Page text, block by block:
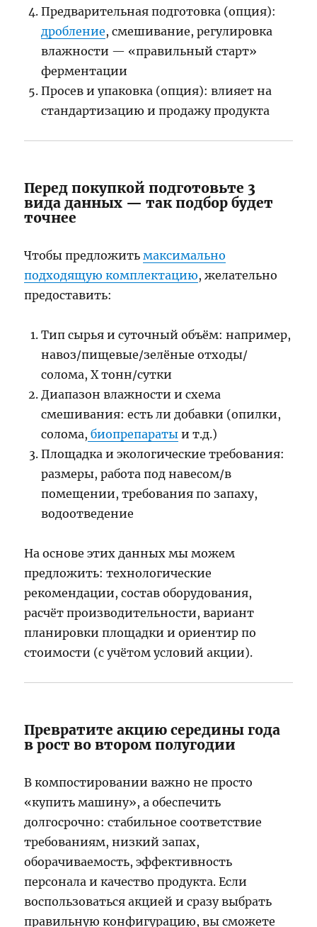
Предварительная подготовка (опция):
дробление, смешивание, регулировка
влажности — «правильный старт»
ферментации
Просев и упаковка (опция): влияет на
стандартизацию и продажу продукта
Перед покупкой подготовьте 3
вида данных — так подбор будет
точнее
Чтобы предложитьмаксимально
подходящую комплектацию, желательно
предоставить:
Тип сырья и суточный объём: например,
навоз/пищевые/зелёные отходы/
солома, X тонн/сутки
Диапазон влажности и схема
смешивания: есть ли добавки (опилки,
солома, биопрепараты и т.д.)
Площадка и экологические требования:
размеры, работа под навесом/в
помещении, требования по запаху,
водоотведение
На основе этих данных мы можем
предложить: технологические
рекомендации, состав оборудования,
расчёт производительности, вариант
планировки площадки и ориентир по
стоимости (с учётом условий акции).
Превратите акцию середины года
в рост во втором полугодии
В компостировании важно не просто
«купить машину», а обеспечить
долгосрочно: стабильное соответствие
требованиям, низкий запах,
оборачиваемость, эффективность
персонала и качество продукта. Если
воспользоваться акцией и сразу выбрать
правильную конфигурацию, вы сможете